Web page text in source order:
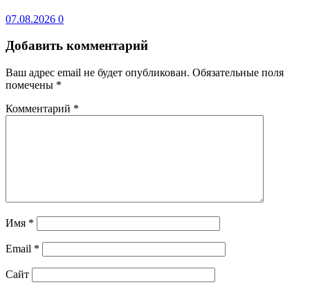
07.08.2026 0
Добавить комментарий
Ваш адрес email не будет опубликован. Обязательные поля
помечены *
Комментарий *
Имя *
Email *
Сайт